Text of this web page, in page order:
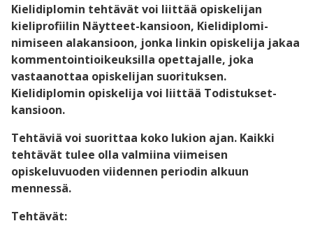
Kielidiplomin tehtävät voi liittää opiskelijan
kieliprofiilin Näytteet-kansioon, Kielidiplomi-
nimiseen alakansioon, jonka linkin opiskelija jakaa
kommentointioikeuksilla opettajalle, joka
vastaanottaa opiskelijan suorituksen.
Kielidiplomin opiskelija voi liittää Todistukset-
kansioon.
Tehtäviä voi suorittaa koko lukion ajan. Kaikki
tehtävät tulee olla valmiina viimeisen
opiskeluvuoden viidennen periodin alkuun
mennessä.
Tehtävät: